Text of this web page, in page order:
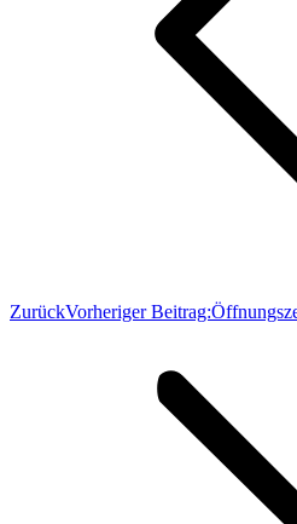
ZurückVorheriger Beitrag: